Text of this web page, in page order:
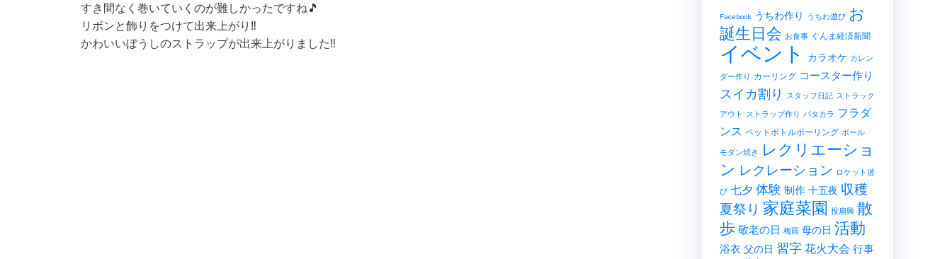
すき間なく巻いていくのが難しかったですね🎵
リボンと飾りをつけて出来上がり‼️
かわいいぼうしのストラップが出来上がりました‼️
Facebook うちわ作り うちわ遊び お
誕生日会 お食事 ぐんま経済新聞
イベント カラオケ カレン
ダー作り カーリング コースター作り
スイカ割り スタッフ日記 ストラック
アウト ストラップ作り パタカラ フラダ
ンス ペットボトルボーリング ボール
モダン焼き レクリエーショ
ン レクレーション ロケット遊
び 七夕 体験 制作 十五夜 収穫
夏祭り 家庭菜園 投扇興 散
歩敬老の日 梅雨 母の日 活動
浴衣 父の日 習字花火大会 行事